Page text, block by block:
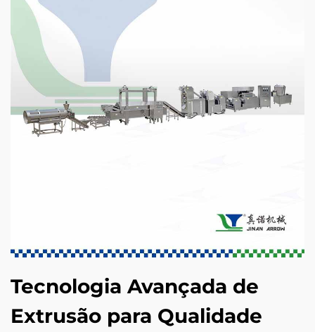
Tecnologia Avançada de
Extrusão para Qualidade